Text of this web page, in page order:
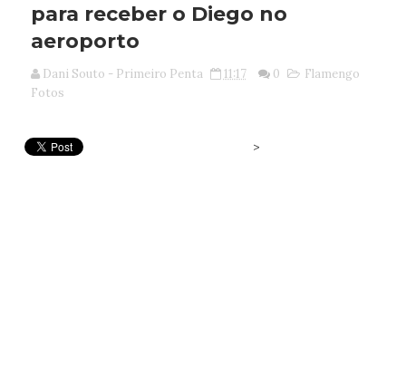
para receber o Diego no
aeroporto
Dani Souto - Primeiro Penta 11:17 0
Flamengo
Fotos
>